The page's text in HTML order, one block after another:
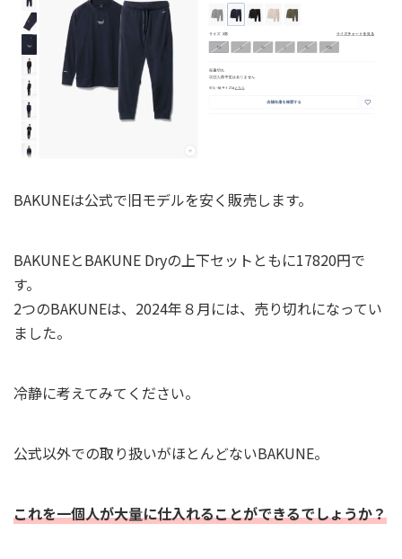
BAKUNEは公式で旧モデルを安く販売します。
BAKUNEとBAKUNE Dryの上下セットともに17820円で
す。
2つのBAKUNEは、2024年８月には、売り切れになってい
ました。
冷静に考えてみてください。
公式以外での取り扱いがほとんどないBAKUNE。
これを一個人が大量に仕入れることができるでしょうか？